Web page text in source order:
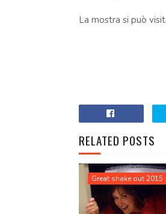
La mostra si può
RELATED POSTS
Great shake out 2015